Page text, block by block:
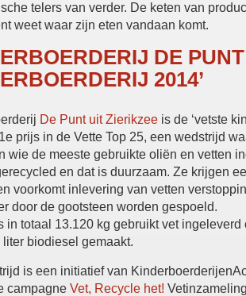
telers van verder. De keten van
weet waar zijn eten vandaan komt.
DE PUNT
2014’
De Punt uit Zierikzee is de ‘vetste
prijs in de Vette Top 25, een wedstrijd
wie de meeste gebruikte oliën en vetten
en dat is duurzaam. Ze krijgen
voorkomt inlevering van vetten
door de gootsteen worden gespoeld.
in totaal 13.120 kg gebruikt vet
liter biodiesel gemaakt.
is een initiatief van
campagne Vet, Recycle het!